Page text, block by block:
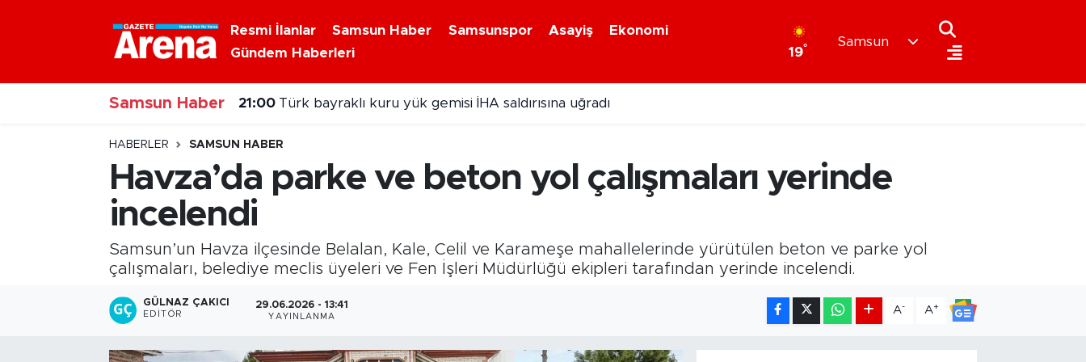
Resmi İlanlar Samsun Haber Samsunspor Asayiş
Ekonomi
Gündem Haberleri
19°
Samsun
Samsun Haber 20:00 Samsun'da Nebiyan Fest Başladı
HABERLER SAMSUN HABER
Havza’da parke ve beton yol çalışmaları yerinde
incelendi
Samsun’un Havza ilçesinde Belalan, Kale, Celil ve Karameşe mahallelerinde yürütülen beton ve parke yol
çalışmaları, belediye meclis üyeleri ve Fen İşleri Müdürlüğü ekipleri tarafından yerinde incelendi.
GÜLNAZ ÇAKICI
EDITÖR
29.06.2026 - 13:41
YAYINLANMA
A- A+
Nöbetçi Eczaneler
Hava Durumu
Samsun Namaz Vakitleri
Trafik Durumu
Süper Lig Puan Durumu ve Fikstür
Tüm Manşetler
Son Dakika Haberleri
Haber Arşivi